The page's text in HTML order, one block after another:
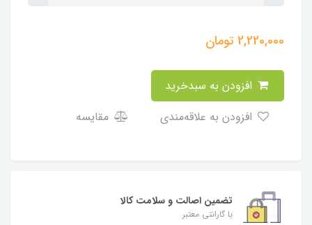
2,220,000تومان
مقایسه
تضمین اصالت و سلامت کالا
با گارانتی معتبر